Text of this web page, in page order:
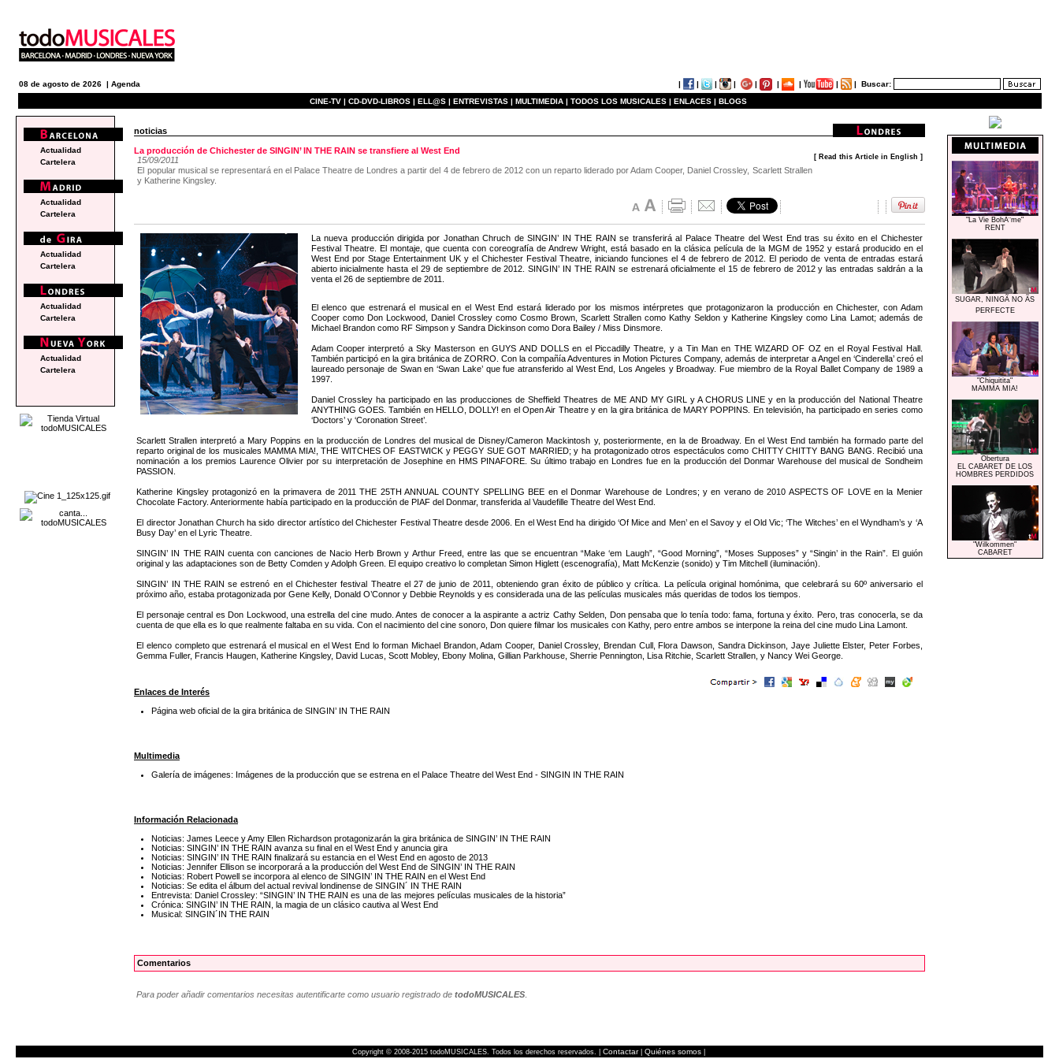
08 de agosto de 2026 | Agenda | | | | | | | | | Buscar:
CINE-TV | CD-DVD-LIBROS | ELL@S | ENTREVISTAS | MULTIMEDIA | TODOS LOS MUSICALES | ENLACES | BLOGS
noticias
[ Read this Article in English ]
La producción de Chichester de SINGIN’ IN THE RAIN se transfiere al West End
15/09/2011
El popular musical se representará en el Palace Theatre de Londres a partir del 4 de febrero de 2012 con un reparto liderado por Adam Cooper, Daniel Crossley, Scarlett Strallen
y Katherine Kingsley.
La nueva producción dirigida por Jonathan Chruch de SINGIN’ IN THE RAIN se transferirá al Palace Theatre del West End tras su éxito en el Chichester
Festival Theatre. El montaje, que cuenta con coreografía de Andrew Wright, está basado en la clásica película de la MGM de 1952 y estará producido en el
West End por Stage Entertainment UK y el Chichester Festival Theatre, iniciando funciones el 4 de febrero de 2012. El periodo de venta de entradas estará
abierto inicialmente hasta el 29 de septiembre de 2012. SINGIN’ IN THE RAIN se estrenará oficialmente el 15 de febrero de 2012 y las entradas saldrán a la
venta el 26 de septiembre de 2011.
El elenco que estrenará el musical en el West End estará liderado por los mismos intérpretes que protagonizaron la producción en Chichester, con Adam
Cooper como Don Lockwood, Daniel Crossley como Cosmo Brown, Scarlett Strallen como Kathy Seldon y Katherine Kingsley como Lina Lamot; además de
Michael Brandon como RF Simpson y Sandra Dickinson como Dora Bailey / Miss Dinsmore.
Adam Cooper interpretó a Sky Masterson en GUYS AND DOLLS en el Piccadilly Theatre, y a Tin Man en THE WIZARD OF OZ en el Royal Festival Hall.
También participó en la gira británica de ZORRO. Con la compañía Adventures in Motion Pictures Company, además de interpretar a Angel en ‘Cinderella’ creó el
laureado personaje de Swan en ‘Swan Lake’ que fue atransferido al West End, Los Angeles y Broadway. Fue miembro de la Royal Ballet Company de 1989 a
1997.
Daniel Crossley ha participado en las producciones de Sheffield Theatres de ME AND MY GIRL y A CHORUS LINE y en la producción del National Theatre
ANYTHING GOES. También en HELLO, DOLLY! en el Open Air Theatre y en la gira británica de MARY POPPINS. En televisión, ha participado en series como
‘Doctors’ y ‘Coronation Street’.
Scarlett Strallen interpretó a Mary Poppins en la producción de Londres del musical de Disney/Cameron Mackintosh y, posteriormente, en la de Broadway. En el West End también ha formado parte del
reparto original de los musicales MAMMA MIA!, THE WITCHES OF EASTWICK y PEGGY SUE GOT MARRIED; y ha protagonizado otros espectáculos como CHITTY CHITTY BANG BANG. Recibió una
nominación a los premios Laurence Olivier por su interpretación de Josephine en HMS PINAFORE. Su último trabajo en Londres fue en la producción del Donmar Warehouse del musical de Sondheim
PASSION.
Katherine Kingsley protagonizó en la primavera de 2011 THE 25TH ANNUAL COUNTY SPELLING BEE en el Donmar Warehouse de Londres; y en verano de 2010 ASPECTS OF LOVE en la Menier
Chocolate Factory. Anteriormente había participado en la producción de PIAF del Donmar, transferida al Vaudefille Theatre del West End.
El director Jonathan Church ha sido director artístico del Chichester Festival Theatre desde 2006. En el West End ha dirigido ‘Of Mice and Men’ en el Savoy y el Old Vic; ‘The Witches’ en el Wyndham’s y ‘A
Busy Day’ en el Lyric Theatre.
SINGIN’ IN THE RAIN cuenta con canciones de Nacio Herb Brown y Arthur Freed, entre las que se encuentran “Make ‘em Laugh”, “Good Morning”, “Moses Supposes” y “Singin’ in the Rain”. El guión
original y las adaptaciones son de Betty Comden y Adolph Green. El equipo creativo lo completan Simon Higlett (escenografía), Matt McKenzie (sonido) y Tim Mitchell (iluminación).
SINGIN’ IN THE RAIN se estrenó en el Chichester festival Theatre el 27 de junio de 2011, obteniendo gran éxito de público y crítica. La película original homónima, que celebrará su 60º aniversario el
próximo año, estaba protagonizada por Gene Kelly, Donald O’Connor y Debbie Reynolds y es considerada una de las películas musicales más queridas de todos los tiempos.
El personaje central es Don Lockwood, una estrella del cine mudo. Antes de conocer a la aspirante a actriz Cathy Selden, Don pensaba que lo tenía todo: fama, fortuna y éxito. Pero, tras conocerla, se da
cuenta de que ella es lo que realmente faltaba en su vida. Con el nacimiento del cine sonoro, Don quiere filmar los musicales con Kathy, pero entre ambos se interpone la reina del cine mudo Lina Lamont.
El elenco completo que estrenará el musical en el West End lo forman Michael Brandon, Adam Cooper, Daniel Crossley, Brendan Cull, Flora Dawson, Sandra Dickinson, Jaye Juliette Elster, Peter Forbes,
Gemma Fuller, Francis Haugen, Katherine Kingsley, David Lucas, Scott Mobley, Ebony Molina, Gillian Parkhouse, Sherrie Pennington, Lisa Ritchie, Scarlett Strallen, y Nancy Wei George.
Enlaces de Interés
Página web oficial de la gira británica de SINGIN’ IN THE RAIN
Multimedia
Galería de imágenes: Imágenes de la producción que se estrena en el Palace Theatre del West End - SINGIN IN THE RAIN
Información Relacionada
Noticias: James Leece y Amy Ellen Richardson protagonizarán la gira británica de SINGIN’ IN THE RAIN
Noticias: SINGIN’ IN THE RAIN avanza su final en el West End y anuncia gira
Noticias: SINGIN’ IN THE RAIN finalizará su estancia en el West End en agosto de 2013
Noticias: Jennifer Ellison se incorporará a la producción del West End de SINGIN’ IN THE RAIN
Noticias: Robert Powell se incorpora al elenco de SINGIN’ IN THE RAIN en el West End
Noticias: Se edita el álbum del actual revival londinense de SINGIN´ IN THE RAIN
Entrevista: Daniel Crossley: “SINGIN’ IN THE RAIN es una de las mejores películas musicales de la historia”
Crónica: SINGIN’ IN THE RAIN, la magia de un clásico cautiva al West End
Musical: SINGIN´IN THE RAIN
Comentarios
Para poder añadir comentarios necesitas autentificarte como usuario registrado detodoMUSICALES
Actualidad
Cartelera
Actualidad
Cartelera
Actualidad
Cartelera
Actualidad
Cartelera
Actualidad
Cartelera
"La Vie BohÃ¨me"
RENT
SUGAR, NINGÃ NO ÃS
PERFECTE
"Chiquitita"
MAMMA MIA!
Obertura
EL CABARET DE LOS
HOMBRES PERDIDOS
"Wilkommen"
CABARET
Copyright © 2008-2015 todoMUSICALES. Todos los derechos reservados. | Contactar| Quiénes somos|